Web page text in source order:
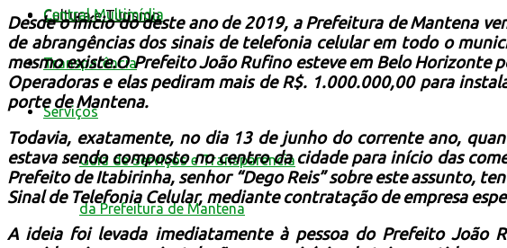
Cultura e Turismo
Central Multimídia
Transparência
Serviços
Guia de Serviços e Transparência
da Prefeitura de Mantena
Desde o início do deste ano de 2019, a Prefeitura de Mantena
de abrangências dos sinais de telefonia celular em todo o
mesmo existe.O Prefeito João Rufino esteve em Belo Horizonte
Operadoras e elas pediram mais de R$. 1.000.000,00 para
porte de Mantena.
Todavia, exatamente, no dia 13 de junho do corrente ano,
estava sendo composto no centro da cidade para início das
Prefeito de Itabirinha, senhor “Dego Reis” sobre este assunto,
Sinal de Telefonia Celular, mediante contratação de empresa
A ideia foi levada imediatamente à pessoa do Prefeito João